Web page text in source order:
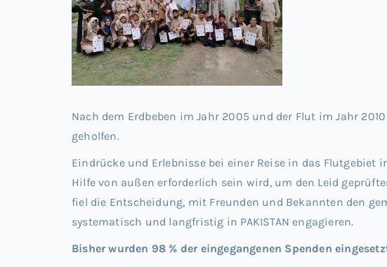
Nach dem Erdbeben im Jahr 2005 und der Flut im Jahr
geholfen.
Eindrücke und Erlebnisse bei einer Reise in das Flutgebiet
Hilfe von außen erforderlich sein wird, um den Leid
fiel die Entscheidung, mit Freunden und Bekannten den
systematisch und langfristig in PAKISTAN engagieren.
Bisher wurden 98 % der eingegangenen Spenden